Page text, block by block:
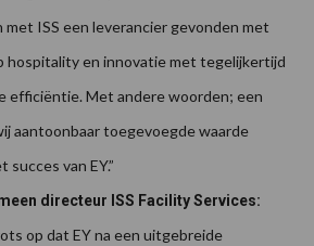
met ISS een leverancier gevonden met
hospitality en innovatie met tegelijkertijd
efficiëntie. Met andere woorden; een
aantoonbaar toegevoegde waarde
van EY.”
directeur ISS Facility Services:
op dat EY na een uitgebreide